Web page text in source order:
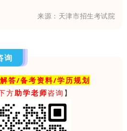
来源：天津市招生考试院
询
答/备考资料/学历规划
方助学老师咨询 】